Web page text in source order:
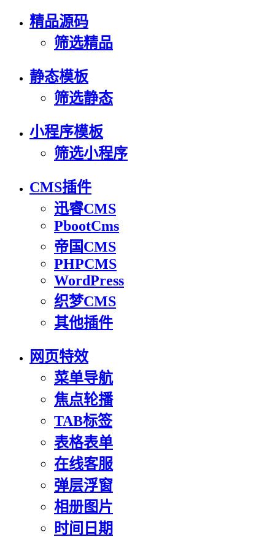
精品源码
筛选精品
静态模板
筛选静态
小程序模板
筛选小程序
CMS插件
迅睿CMS
PbootCms
帝国CMS
PHPCMS
WordPress
织梦CMS
其他插件
网页特效
菜单导航
焦点轮播
TAB标签
表格表单
在线客服
弹层浮窗
相册图片
时间日期